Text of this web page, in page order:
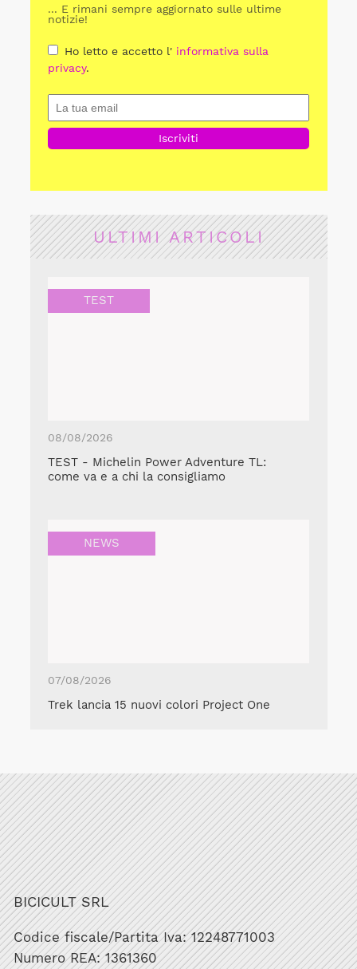
... E rimani sempre aggiornato sulle ultime
notizie!
Ho letto e accetto l' informativa sulla
privacy.
ULTIMI ARTICOLI
TEST
08/08/2026
TEST - Michelin Power Adventure TL:
come va e a chi la consigliamo
NEWS
07/08/2026
Trek lancia 15 nuovi colori Project One
BICICULT SRL
Codice fiscale/Partita Iva: 12248771003
Numero REA: 1361360